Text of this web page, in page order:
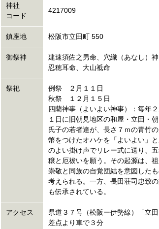
神社
コード
4217009
鎮座地 松阪市立田町 550
御祭神
建速須佐之男命、穴織（あなし）
忍穂耳命、大山祗命
祭祀
例祭 ２月１１日
秋祭 １２月１５日
四藺神事（よいよい神事）：毎年２
１日に旧朝見地区の和屋・立田・
氏子の若者達が、長さ７ｍの青竹
幣をつけたオハケを「よいよい」
のよい掛け声でリレー式に送り、
穣と厄祓いを願う。その起源は、
崇敬と同族の自覚団結を意図したも
考えられる。一方、長田荘司忠致
も伝承されている。
アクセス
県道３７号（松阪ー伊勢線）「立
差点より車で３分